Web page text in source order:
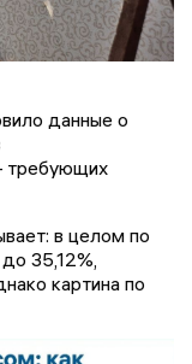
данные о
требующих
в целом по
35,12%,
картина по